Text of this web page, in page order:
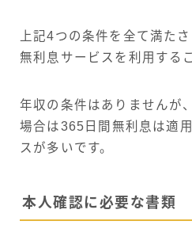
上記4つの条件を全て満た
無利息サービスを利用する
年収の条件はありませんが
場合は365日間無利息は適
スが多いです。
本人確認に必要な書類